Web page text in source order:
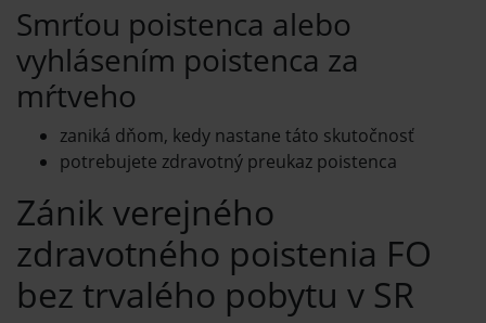
Smrťou poistenca alebo
vyhlásením poistenca za
mŕtveho
zaniká dňom, kedy nastane táto skutočnosť
potrebujete zdravotný preukaz poistenca
Zánik verejného
zdravotného poistenia FO
bez trvalého pobytu v SR